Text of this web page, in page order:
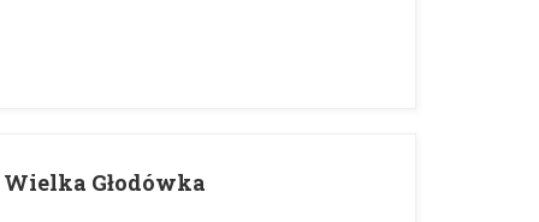
Głodówka